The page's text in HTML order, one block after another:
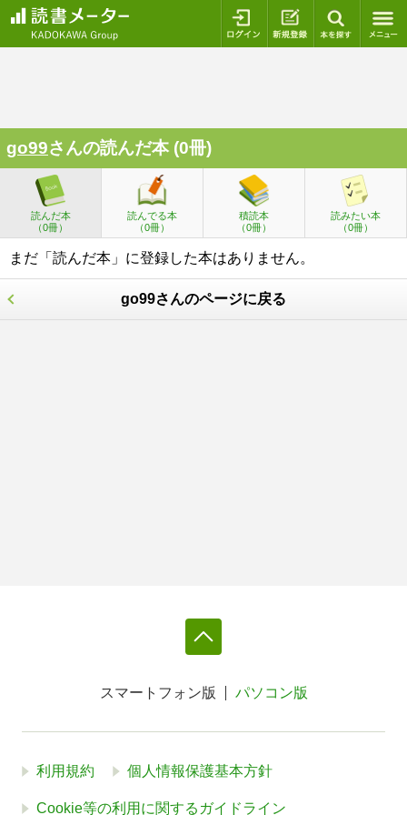
ログイン 新規登録
go99さんの読んだ本 (0冊)
読んだ本
（0冊）
読んでる本
（0冊）
積読本
（0冊）
読みたい本
（0冊）
まだ「読んだ本」に登録した本はありません。
go99さんのページに戻る
スマートフォン版 パソコン版
利用規約 個人情報保護基本方針
Cookie等の利用に関するガイドライン